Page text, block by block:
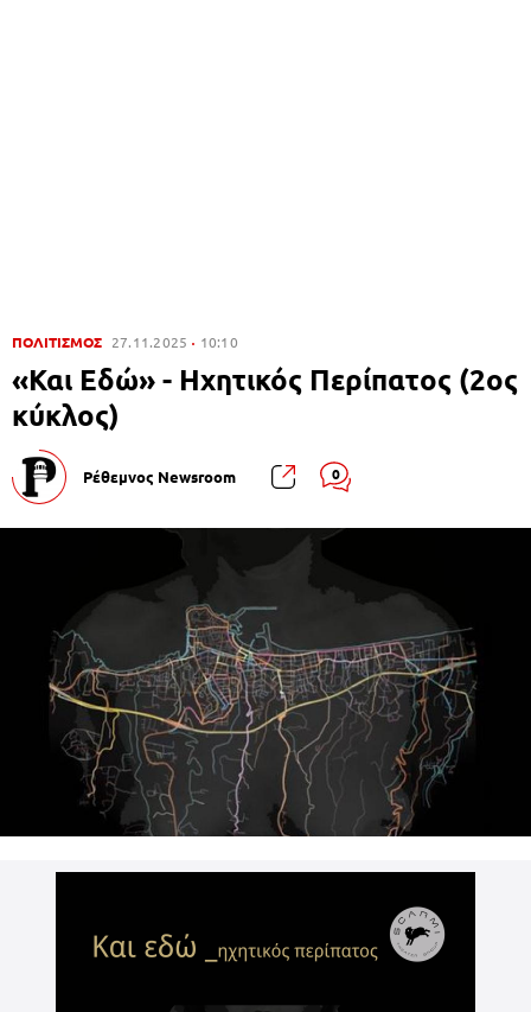
ΠΟΛΙΤΙΣΜΟΣ 27.11.2025 10:10
«Και Εδώ» - Ηχητικός Περίπατος (2ος
κύκλος)
Ρέθεμνος Newsroom 0